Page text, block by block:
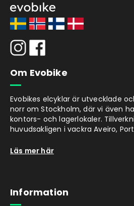
Om Evobike
Evobikes elcyklar är utvecklade
norr om Stockholm, där vi även
kontors- och lagerlokaler.
huvudsakligen i vackra Aveiro,
Läs mer här
Information